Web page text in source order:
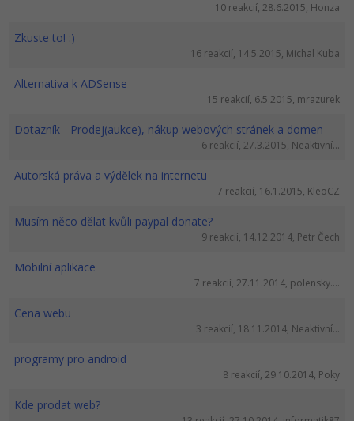
10 reakcií, 28.6.2015, Honza
Zkuste to! :)
16 reakcií, 14.5.2015, Michal Kuba
Alternativa k ADSense
15 reakcií, 6.5.2015, mrazurek
Dotazník - Prodej(aukce), nákup webových stránek a domen
6 reakcií, 27.3.2015, Neaktivní...
Autorská práva a výdělek na internetu
7 reakcií, 16.1.2015, KleoCZ
Musím něco dělat kvůli paypal donate?
9 reakcií, 14.12.2014, Petr Čech
Mobilní aplikace
7 reakcií, 27.11.2014, polensky....
Cena webu
3 reakcií, 18.11.2014, Neaktivní...
programy pro android
8 reakcií, 29.10.2014, Poky
Kde prodat web?